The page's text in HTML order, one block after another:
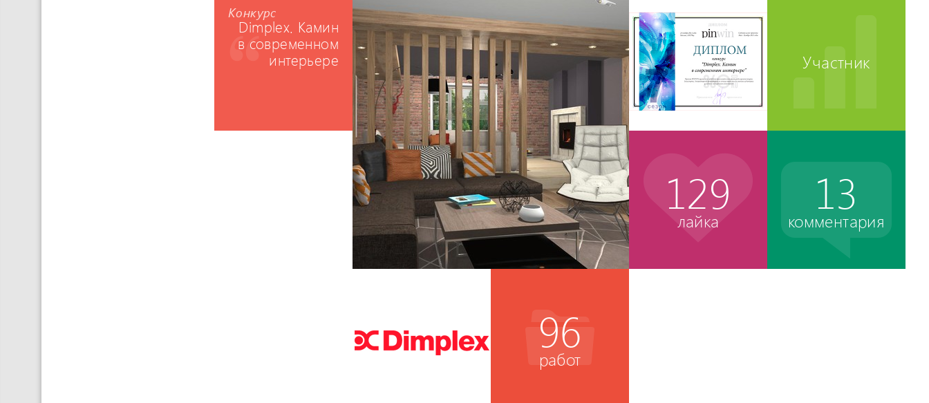
Конкурс
Dimplex. Камин
в современном
интерьере
Участник
129
лайка
13
комментария
96
работ